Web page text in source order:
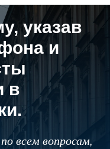
указав
и
в
всем вопросам,